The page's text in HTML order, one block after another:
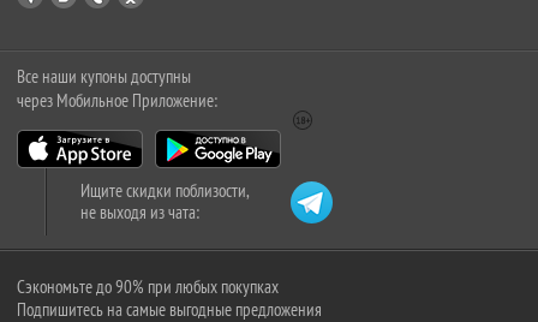
Все наши купоны доступны
через Мобильное Приложение:
Ищите скидки поблизости,
не выходя из чата:
Сэкономьте до 90% при любых покупках
Подпишитесь на самые выгодные предложения